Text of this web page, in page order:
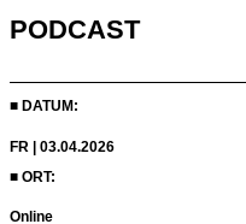
PODCAST
■ DATUM:
FR | 03.04.2026
■ ORT:
Online